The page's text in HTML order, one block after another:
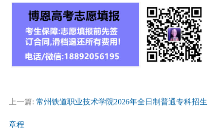
上一篇: 常州铁道职业技术学院2026年全日制普通专科招生
章程